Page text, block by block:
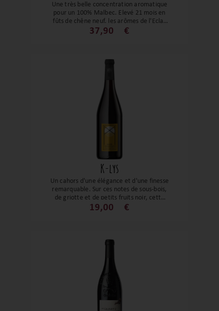
Une très belle concentration aromatique
pour un 100% Malbec. Elevé 21 mois en
fûts de chêne neuf, les arômes de l'Eclat
sont intenses. Se mélangent les notes
37,90 €
K-lys
Un cahors d'une élégance et d'une finesse
remarquable. Sur ces notes de sous-bois,
de griotte et de petits fruits noir, cette
cuvée micro parcellaire à faible
19,00 €